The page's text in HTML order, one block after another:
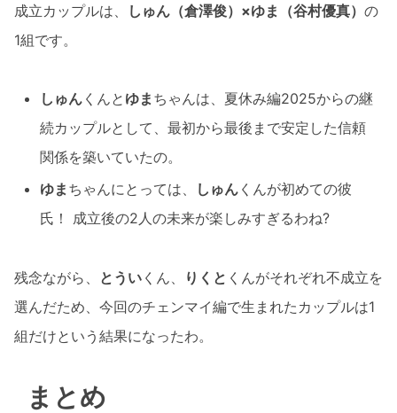
成立カップルは、 しゅん（倉澤俊）×ゆま（谷村優真） の
1組です。
しゅん くんと ゆまちゃんは、夏休み編2025からの継
続カップルとして、最初から最後まで安定した信頼
関係を築いていたの。
ゆまちゃんにとっては、 しゅん くんが初めての彼
氏！ 成立後の2人の未来が楽しみすぎるわね?
残念ながら、 とうい くん、 りくと くんがそれぞれ不成立を
選んだため、今回のチェンマイ編で生まれたカップルは1
組だけという結果になったわ。
まとめ